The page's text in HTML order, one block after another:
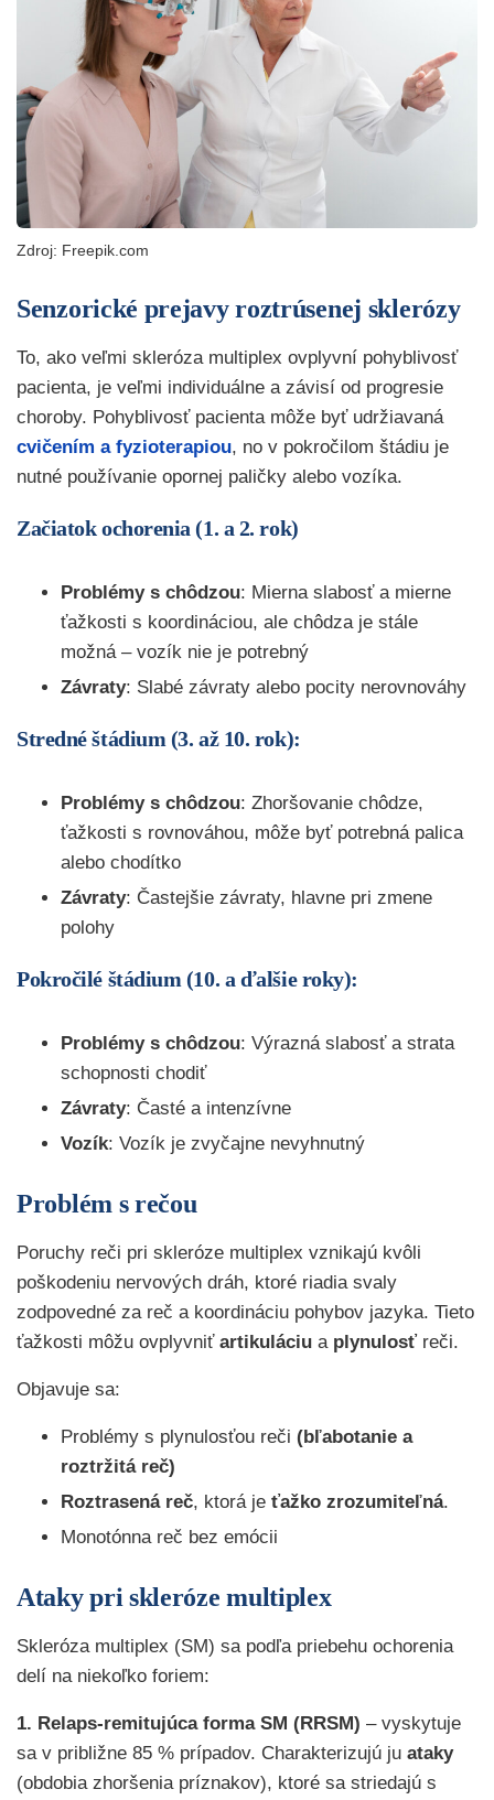
Zdroj: Freepik.com
Senzorické prejavy roztrúsenej sklerózy
To, ako veľmi skleróza multiplex ovplyvní pohyblivosť
pacienta, je veľmi individuálne a závisí od progresie
choroby. Pohyblivosť pacienta môže byť udržiavaná
cvičením a fyzioterapiou, no v pokročilom štádiu je
nutné používanie opornej paličky alebo vozíka.
Začiatok ochorenia (1. a 2. rok)
Problémy s chôdzou: Mierna slabosť a mierne
ťažkosti s koordináciou, ale chôdza je stále
možná – vozík nie je potrebný
Závraty: Slabé závraty alebo pocity nerovnováhy
Stredné štádium (3. až 10. rok):
Problémy s chôdzou: Zhoršovanie chôdze,
ťažkosti s rovnováhou, môže byť potrebná palica
alebo chodítko
Závraty: Častejšie závraty, hlavne pri zmene
polohy
Pokročilé štádium (10. a ďalšie roky):
Problémy s chôdzou: Výrazná slabosť a strata
schopnosti chodiť
Závraty: Časté a intenzívne
Vozík: Vozík je zvyčajne nevyhnutný
Problém s rečou
Poruchy reči pri skleróze multiplex vznikajú kvôli
poškodeniu nervových dráh, ktoré riadia svaly
zodpovedné za reč a koordináciu pohybov jazyka. Tieto
ťažkosti môžu ovplyvniť artikuláciu a plynulosťreči.
Objavuje sa:
Problémy s plynulosťou reči (bľabotanie a
roztržitá reč)
Roztrasená reč, ktorá je ťažko zrozumiteľná.
Monotónna reč bez emócii
Ataky pri skleróze multiplex
Skleróza multiplex (SM) sa podľa priebehu ochorenia
delí na niekoľko foriem:
1. Relaps-remitujúca forma SM (RRSM) – vyskytuje
sa v približne 85 % prípadov. Charakterizujú ju ataky
(obdobia zhoršenia príznakov), ktoré sa striedajú s